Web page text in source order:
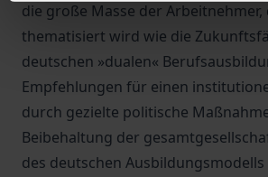
die große Masse der Arbeitnehmer,
thematisiert wird wie die
deutschen »dualen«
Empfehlungen für einen
durch gezielte politische
Beibehaltung der
des deutschen